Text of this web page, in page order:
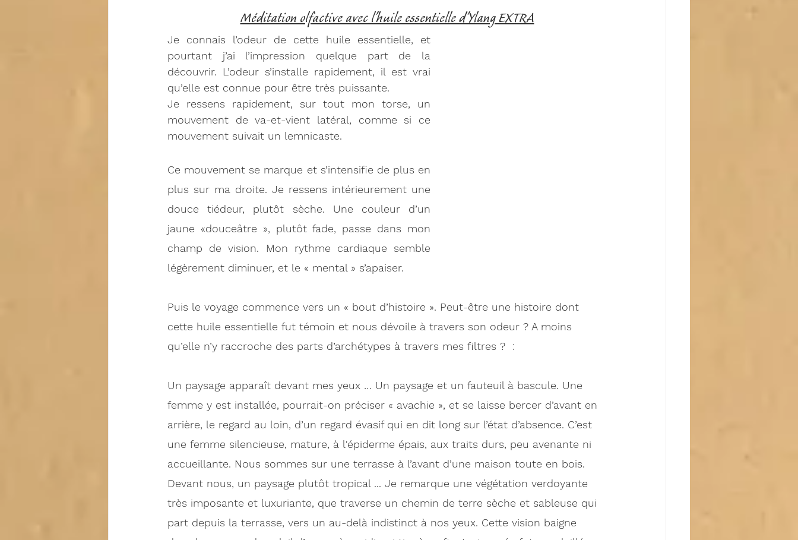
Méditation olfactive avec l'huile essentielle d'Ylang EXTRA
Je connais l’odeur de cette huile essentielle, et
pourtant j’ai l’impression quelque part de la
découvrir. L’odeur s’installe rapidement, il est vrai
qu’elle est connue pour être très puissante.
Je ressens rapidement, sur tout mon torse, un
mouvement de va-et-vient latéral, comme si ce
mouvement suivait un lemnicaste.
Ce mouvement se marque et s’intensifie de plus en
plus sur ma droite. Je ressens intérieurement une
douce tiédeur, plutôt sèche. Une couleur d’un
jaune «douceâtre », plutôt fade, passe dans mon
champ de vision. Mon rythme cardiaque semble
légèrement diminuer, et le « mental » s’apaiser.
Puis le voyage commence vers un « bout d’histoire ». Peut-être une histoire dont
cette huile essentielle fut témoin et nous dévoile à travers son odeur ? A moins
qu’elle n’y raccroche des parts d’archétypes à travers mes filtres ?  :
Un paysage apparaît devant mes yeux … Un paysage et un fauteuil à bascule. Une
femme y est installée, pourrait-on préciser « avachie », et se laisse bercer d’avant en
arrière, le regard au loin, d’un regard évasif qui en dit long sur l’état d’absence. C’est
une femme silencieuse, mature, à l'épiderme épais, aux traits durs, peu avenante ni
accueillante. Nous sommes sur une terrasse à l’avant d’une maison toute en bois.
Devant nous, un paysage plutôt tropical ... Je remarque une végétation verdoyante
très imposante et luxuriante, que traverse un chemin de terre sèche et sableuse qui
part depuis la terrasse, vers un au-delà indistinct à nos yeux. Cette vision baigne